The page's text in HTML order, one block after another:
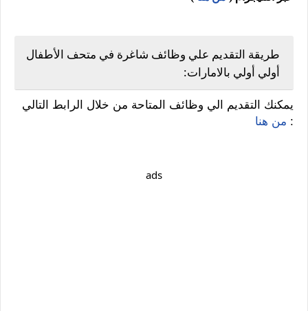
طريقة التقديم علي وظائف شاغرة في متحف الأطفال
أولي أولي بالامارات:
يمكنك التقديم الي وظائف المتاحة من خلال الرابط التالي
: من هنا
ads